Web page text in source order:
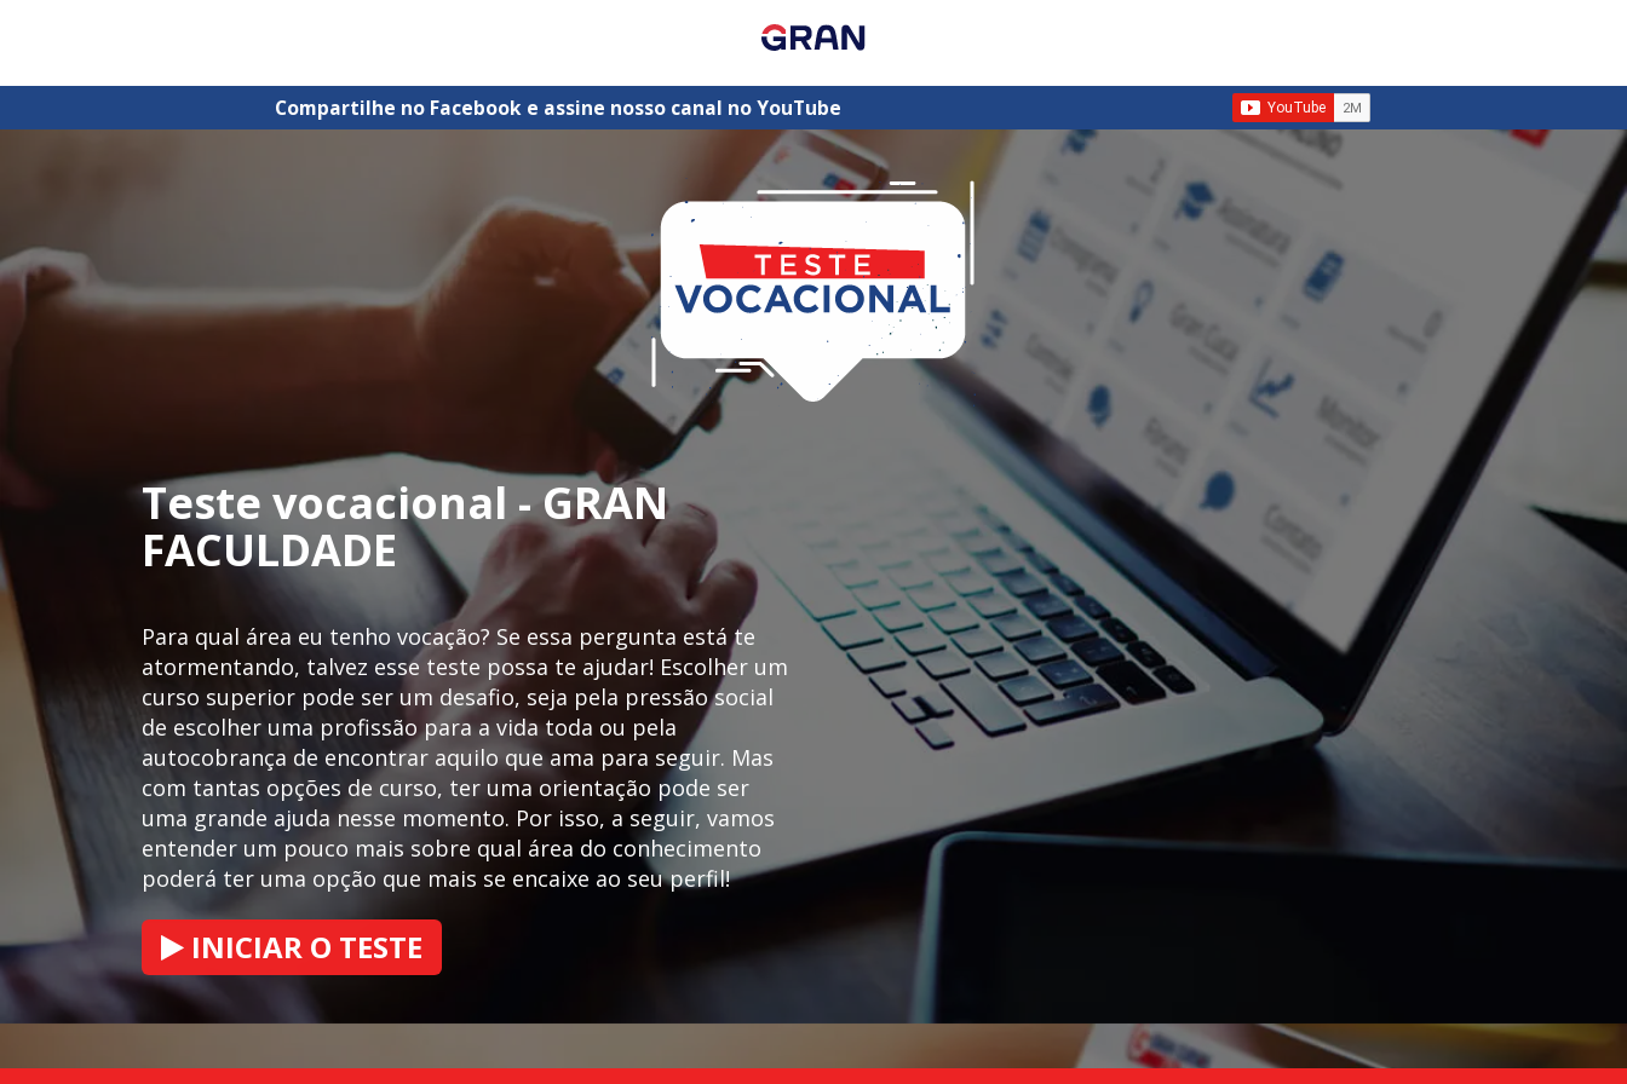
Compartilhe no Facebook e assine nosso canal no YouTube
Teste vocacional - GRAN
FACULDADE
Para qual área eu tenho vocação? Se essa pergunta está te
atormentando, talvez esse teste possa te ajudar! Escolher um
curso superior pode ser um desafio, seja pela pressão social
de escolher uma profissão para a vida toda ou pela
autocobrança de encontrar aquilo que ama para seguir. Mas
com tantas opções de curso, ter uma orientação pode ser
uma grande ajuda nesse momento. Por isso, a seguir, vamos
entender um pouco mais sobre qual área do conhecimento
poderá ter uma opção que mais se encaixe ao seu perfil!
INICIAR O TESTE